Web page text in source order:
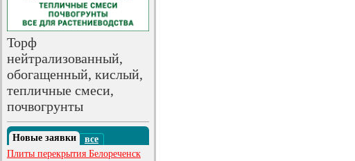
Торф
нейтрализованный,
обогащенный, кислый,
тепличные смеси,
почвогрунты
Новые заявки
все
Плиты перекрытия Белореченск